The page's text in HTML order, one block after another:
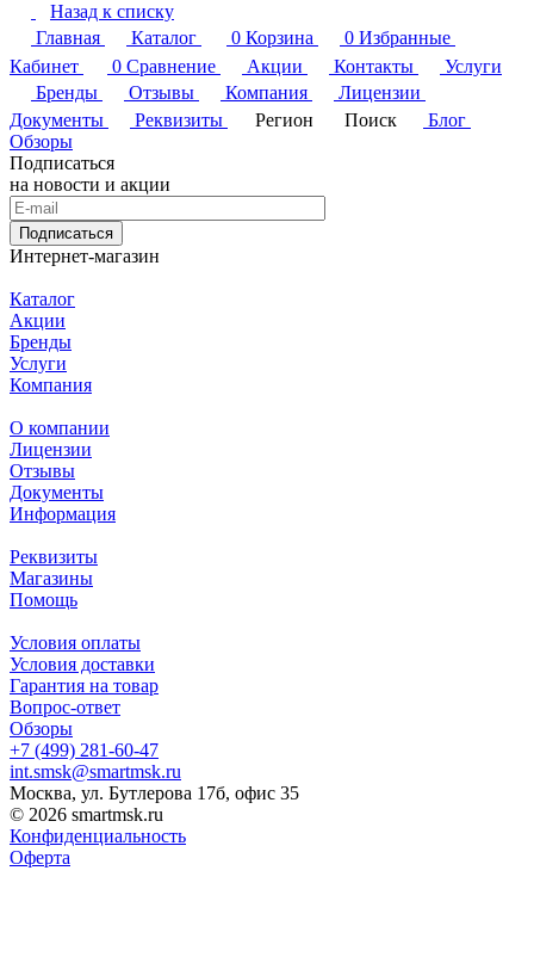
Назад к списку
Главная
Каталог 0 Корзина 0 Избранные
Кабинет
0 Сравнение Акции Контакты
Услуги
Бренды
Отзывы Компания
Лицензии
Документы
Реквизиты Регион Поиск
Блог
Обзоры
Подписаться
на новости и акции
Подписаться
Интернет-магазин
Каталог
Акции
Бренды
Услуги
Компания
О компании
Лицензии
Отзывы
Документы
Информация
Реквизиты
Магазины
Помощь
Условия оплаты
Условия доставки
Гарантия на товар
Вопрос-ответ
Обзоры
+7 (499) 281-60-47
int.smsk@smartmsk.ru
Москва, ул. Бутлерова 17б, офис 35
© 2026 smartmsk.ru
Конфиденциальность
Оферта